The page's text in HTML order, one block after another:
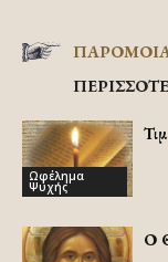
Ωφέλημα
Ψυχής
Ο